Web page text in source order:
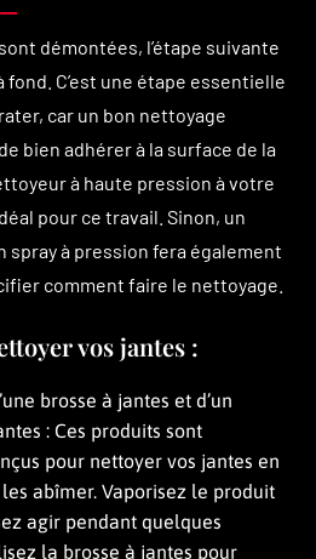
démontées, l’étape suivante
C’est une étape essentielle
car un bon nettoyage
bien adhérer à la surface de la
à haute pression à votre
pour ce travail. Sinon, un
spray à pression fera également
comment faire le nettoyage.
vos jantes :
brosse à jantes et d’un
: Ces produits sont
pour nettoyer vos jantes en
abîmer. Vaporisez le produit
agir pendant quelques
la brosse à jantes pour